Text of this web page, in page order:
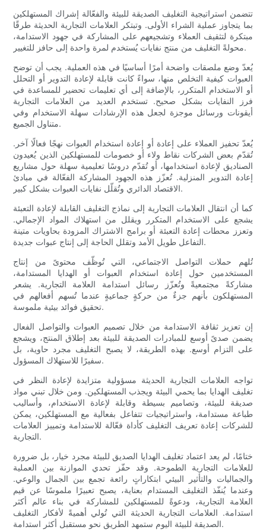
تتضمن استراتيجية التغليف الصديقة للبيئة والفعّالة إشراك المستهلكين
بما يتجاوز عملية الشراء الأولى. وتبتكر العلامات التجارية الحديثة طرقًا
مبتكرة لتثقيف العملاء وتشجيعهم على المشاركة في جهود الاستدامة،
محولةً التغليف من منتج نفايات يُستخدم لمرة واحدة إلى حافز للتغيير.
يُعدّ وضع ملصقات واضحة أمرًا أساسيًا في هذه العملية. يجب أن توضح
العبوات كيفية التخلص منها، سواءً كانت قابلة لإعادة التدوير أو التحلل
أو الاستخدام المتكرر، بالإضافة إلى أي تعليمات تحضير للمساعدة في
فرز النفايات بشكل صحيح. تستخدم العديد من العلامات التجارية
أيقونات ورسائل موجزة لجعل هذه الإرشادات سهلة الاستخدام وفي
متناول الجميع.
يُعدّ تحفيز العملاء على إعادة أو إعادة استخدام العبوات نهجًا فعالًا آخر.
تُقدّم بعض الشركات نقاط ولاء أو خصومات للمستهلكين الذين يُعيدون
الصناديق لإعادة استخدامها، أو تُقدّم دروسًا تعليمية سهلة حول مشاريع
إعادة التدوير المنزلية. تُعزّز هذه الجهود المشاركة الفعّالة في مبادئ
الاقتصاد الدائري وتُقلّل نفايات العبوات بشكل كبير.
كما أن انتقال العلامات التجارية إلى نماذج التغليف القابلة لإعادة التعبئة
يشجع على الاستخدام المتكرر ويقلل من استهلاك المواد الإجمالي.
وتعزز محطات إعادة التعبئة أو برامج الاشتراك المزودة بحاويات متينة
التفاعل طويل الأمد وتقلل الحاجة إلى إنتاج عبوات جديدة.
تُلهم حملات التواصل الاجتماعي، التي تُوظّف محتوىً من إنتاج
المستخدمين حول إعادة استخدام العبوات أو الهدايا المستدامة،
مشاركةً مجتمعيةً وتُعزّز رسائل استدامة العلامة التجارية. يشعر
المستهلكون بأنهم جزءٌ من حركةٍ جماعيةٍ عندما تُسهم أفعالهم في
تحقيق فوائد بيئية ملموسة.
إن تعزيز ثقافة الاستدامة من خلال تصميم العبوات والتواصل الفعال
يضمن صدىً أوسع للمبادرات الصديقة للبيئة بعد إطلاق المنتج، ويشجع
على التزام أوسع. بهذه الطريقة، لا يصبح التغليف مجرد حاوية، بل
سفيرًا للاستهلاك المسؤول.
تواجه العلامات التجارية الحديثة مسؤولية متزايدة لإعادة النظر في
تغليف الهدايا بما يحمي البيئة ويجذب المستهلكين. ومن خلال تبني مواد
صديقة للبيئة، وتصاميم بسيطة وقابلة لإعادة الاستخدام، وأساليب
طباعة مستدامة، واستراتيجيات تتفاعل بفعالية مع المستهلكين، يمكن
للشركات إعادة تعريف التغليف كأداة فعّالة للاستدامة وتمييز العلامات
التجارية.
ختامًا، لم يعد اعتماد تغليف الهدايا الصديق للبيئة مجرد خيار، بل ضرورة
للعلامات التجارية الطموحة. وقد حفّز تحدي الموازنة بين العملية
والجماليات والتأثير البيئي ابتكاراتٍ رائعة تجمع بين الجمال والوعي.
وعندما يُنفّذ التغليف المستدام بعناية، يصبح تعبيرًا ملموسًا عن قيم
العلامة التجارية، ودعوةً للمستهلكين للمشاركة في بناء عالم أكثر
استدامة. العلامات التجارية الحديثة التي تُولي أهميةً لأفكار التغليف
الصديقة للبيئة اليوم ستمهد الطريق نحو مستقبل أكثر استدامة.